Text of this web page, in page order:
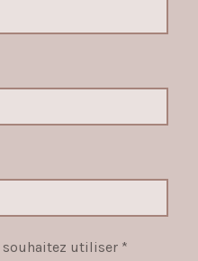
utiliser *